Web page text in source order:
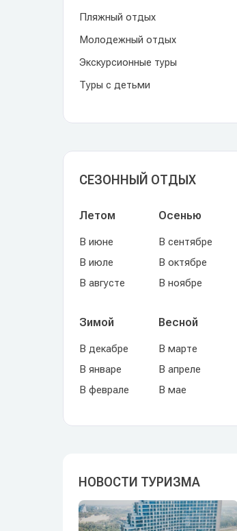
Пляжный отдых
Молодежный отдых
Экскурсионные туры
Туры с детьми
СЕЗОННЫЙ ОТДЫХ
Летом
В июне
В июле
В августе
Осенью
В сентябре
В октябре
В ноябре
Зимой
В декабре
В январе
В феврале
Весной
В марте
В апреле
В мае
НОВОСТИ ТУРИЗМА